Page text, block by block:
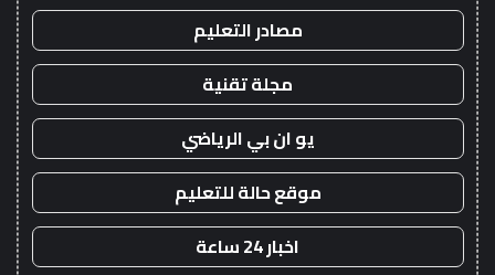
مصادر التعليم
مجلة تقنية
يو ان بي الرياضي
موقع حالة للتعليم
اخبار 24 ساعة